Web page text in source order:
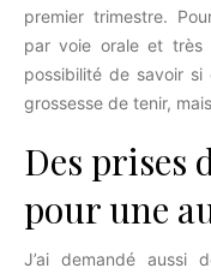
premier trimestre.
par voie orale et très
possibilité de savoir si
grossesse de tenir,
Des prises
pour une
J’ai demandé aussi